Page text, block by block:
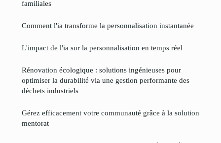
familiales
Comment l'ia transforme la personnalisation instantanée
L'impact de l'ia sur la personnalisation en temps réel
Rénovation écologique : solutions ingénieuses pour
optimiser la durabilité via une gestion performante des
déchets industriels
Gérez efficacement votre communauté grâce à la solution
mentorat